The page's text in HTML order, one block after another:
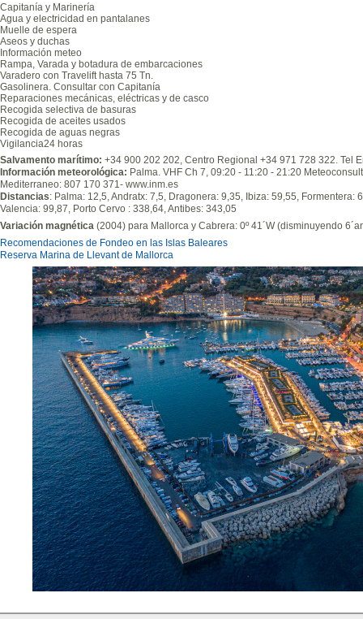
Capitanía y Marinería
Agua y electricidad en pantalanes
Muelle de espera
Aseos y duchas
Información meteo
Rampa, Varada y botadura de embarcaciones
Varadero con Travelift hasta 75 Tn.
Gasolinera. Consultar con Capitanía
Reparaciones mecánicas, eléctricas y de casco
Recogida selectiva de basuras
Recogida de aceites usados
Recogida de aguas negras
Vigilancia24 horas
Salvamento marítimo: +34 900 202 202, Centro Regional +34 971 728 322. Tel
Información meteorológica: Palma. VHF Ch 7, 09:20 - 11:20 - 21:20
Mediterraneo: 807 170 371- www.inm.es
Distancias: Palma: 12,5, Andratx: 7,5, Dragonera: 9,35, Ibiza: 59,55, Formentera:
Valencia: 99,87, Porto Cervo : 338,64, Antibes: 343,05
Variación magnética (2004) para Mallorca y Cabrera: 0º 41´W (disminuyendo
Recomendaciones de Fondeo en las Islas Baleares
Reserva Marina de Llevant de Mallorca